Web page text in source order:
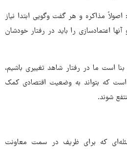
مذاکره و هر گفت وگویی ابتدا نیاز
اعتمادسازی را باید در رفتار خودشان
بنا است ما در رفتار شاهد تغییری باشیم،
که بتواند به وضعیت اقتصادی کمک
شوند.
که برای ظریف در سمت معاونت